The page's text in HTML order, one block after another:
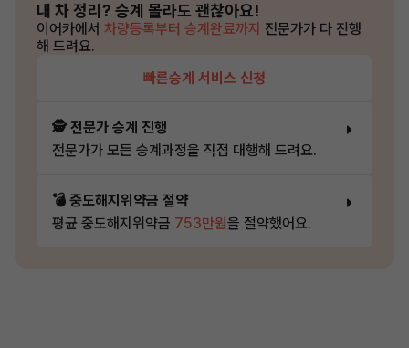
내 차 정리? 승계 몰라도 괜찮아요!
이어카에서 차량등록부터 승계완료까지 전문가가 다 진행
해 드려요.
빠른승계 서비스 신청
🕵️ 전문가 승계 진행
전문가가 모든 승계과정을 직접 대행해 드려요.
💣 중도해지위약금 절약
평균 중도해지위약금 753만원을 절약했어요.